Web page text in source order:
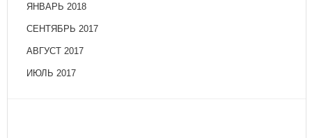
ЯНВАРЬ 2018
СЕНТЯБРЬ 2017
АВГУСТ 2017
ИЮЛЬ 2017